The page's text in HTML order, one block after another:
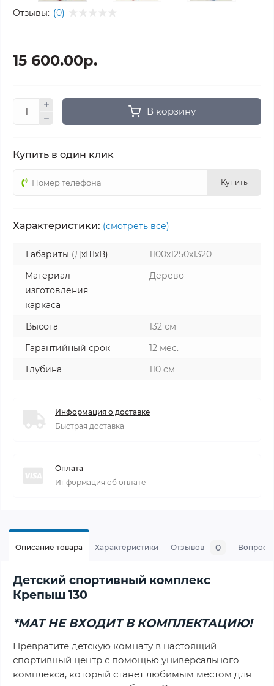
Отзывы: (0)
15 600.00р.
В корзину
Купить в один клик
Купить
Характеристики: (смотреть все)
Габариты (ДхШхВ)
1100х1250х1320
Материал
изготовления
каркаса
Дерево
Высота
132 см
Гарантийный срок
12 мес.
Глубина
110 см
Информация о доставке
Быстрая доставка
Оплата
Информация об оплате
Описание товара Характеристики Отзывов 0 Вопросы
Детский спортивный комплекс
Крепыш 130
*МАТ НЕ ВХОДИТ В КОМПЛЕКТАЦИЮ!
Превратите детскую комнату в настоящий
спортивный центр с помощью универсального
комплекса, который станет любимым местом для